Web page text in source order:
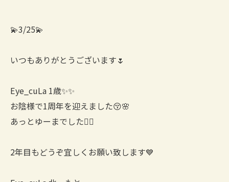
💫3/25💫
いつもありがとうございます🌷
Eye_cuLa 1歳✨✨
お陰様で1周年を迎えました😚🌸
あっとゆーまでした🙇‍♀️
2年目もどうぞ宜しくお願い致します💙